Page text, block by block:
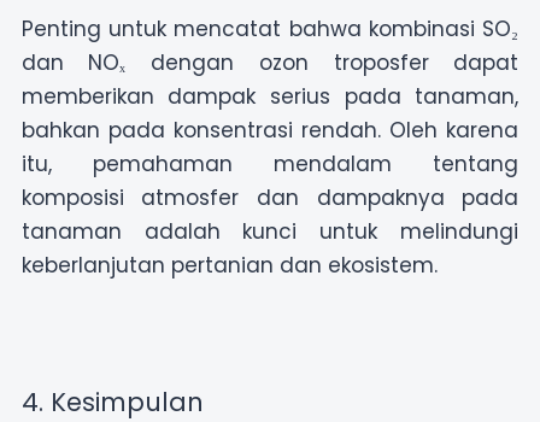
Penting untuk mencatat bahwa kombinasi SO₂
dan NOₓ dengan ozon troposfer dapat
memberikan dampak serius pada tanaman,
bahkan pada konsentrasi rendah. Oleh karena
itu, pemahaman mendalam tentang
komposisi atmosfer dan dampaknya pada
tanaman adalah kunci untuk melindungi
keberlanjutan pertanian dan ekosistem.
4. Kesimpulan